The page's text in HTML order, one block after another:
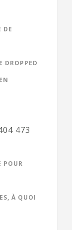
DE
DROPPED
473
POUR
À QUOI